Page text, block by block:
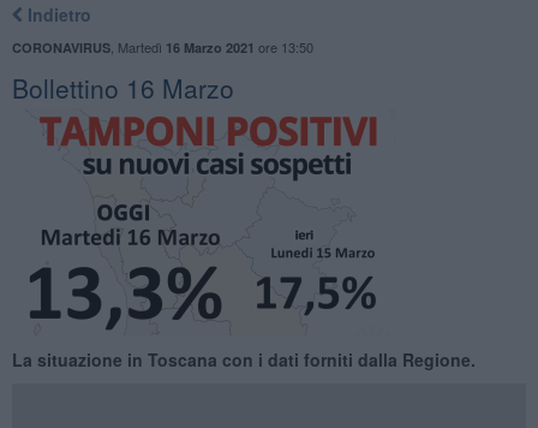
Indietro
CORONAVIRUS, Martedì 16 Marzo 2021 ore 13:50
Bollettino 16 Marzo
​La situazione in Toscana con i dati forniti dalla Regione.